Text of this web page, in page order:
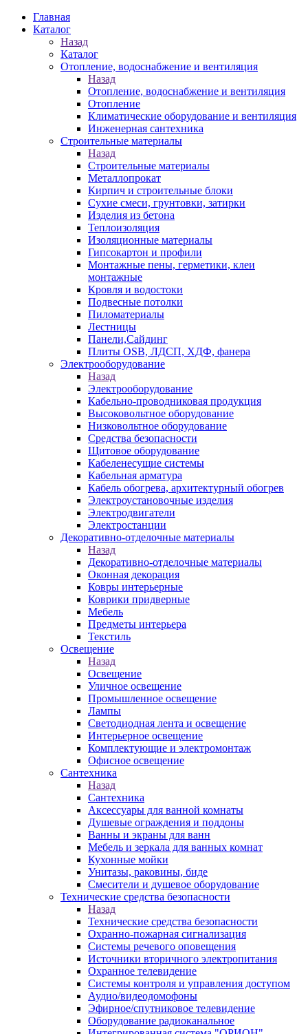
Главная
Каталог
Назад
Каталог
Отопление, водоснабжение и вентиляция
Назад
Отопление, водоснабжение и вентиляция
Отопление
Климатические оборудование и вентиляция
Инженерная сантехника
Строительные материалы
Назад
Строительные материалы
Металлопрокат
Кирпич и строительные блоки
Сухие смеси, грунтовки, затирки
Изделия из бетона
Теплоизоляция
Изоляционные материалы
Гипсокартон и профили
Монтажные пены, герметики, клеи
монтажные
Кровля и водостоки
Подвесные потолки
Пиломатериалы
Лестницы
Панели,Сайдинг
Плиты OSB, ЛДСП, ХДФ, фанера
Электрооборудование
Назад
Электрооборудование
Кабельно-проводниковая продукция
Высоковольтное оборудование
Низковольтное оборудование
Средства безопасности
Щитовое оборудование
Кабеленесущие системы
Кабельная арматура
Кабель обогрева, архитектурный обогрев
Электроустановочные изделия
Электродвигатели
Электростанции
Декоративно-отделочные материалы
Назад
Декоративно-отделочные материалы
Оконная декорация
Ковры интерьерные
Коврики придверные
Мебель
Предметы интерьера
Текстиль
Освещение
Назад
Освещение
Уличное освещение
Промышленное освещение
Лампы
Светодиодная лента и освещение
Интерьерное освещение
Комплектующие и электромонтаж
Офисное освещение
Сантехника
Назад
Сантехника
Аксессуары для ванной комнаты
Душевые ограждения и поддоны
Ванны и экраны для ванн
Мебель и зеркала для ванных комнат
Кухонные мойки
Унитазы, раковины, биде
Смесители и душевое оборудование
Технические средства безопасности
Назад
Технические средства безопасности
Охранно-пожарная сигнализация
Системы речевого оповещения
Источники вторичного электропитания
Охранное телевидение
Системы контроля и управления доступом
Аудио/видеодомофоны
Эфирное/спутниковое телевидение
Оборудование радиоканальное